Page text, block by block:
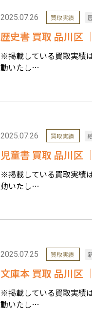
2025.07.26 買取実績
歴史書 買取 品川区
※掲載している買取実績
動いたし…
2025.07.26 買取実績
児童書 買取 品川区
※掲載している買取実績
動いたし…
2025.07.25 買取実績
文庫本 買取 品川区
※掲載している買取実績
動いたし…